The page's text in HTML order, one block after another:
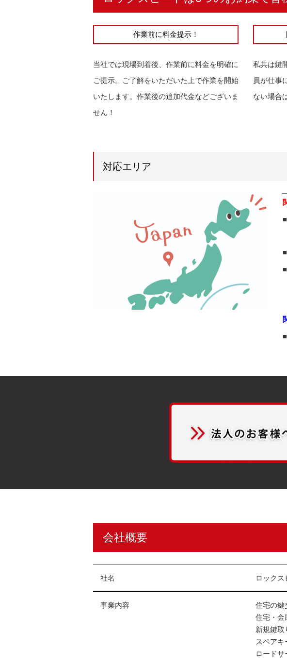
作業前に料金提示！
当社では現場到着後、作業前に料金を明確に
ご提示。ご了解をいただいた上で作業を開始
いたします。作業後の追加代金などございま
せん！
私共は鍵
員が仕事
ない場合
対応エリア
会社概要
社名 ロックス
事業内容
住宅の鍵
住宅・金
新規鍵取
スペアキ
ロードサ